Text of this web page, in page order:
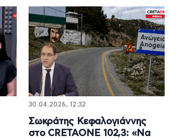
30.04.2026, 12:32
Σωκράτης Κεφαλογιάννης
στο CRETAONE 102,3: «Να